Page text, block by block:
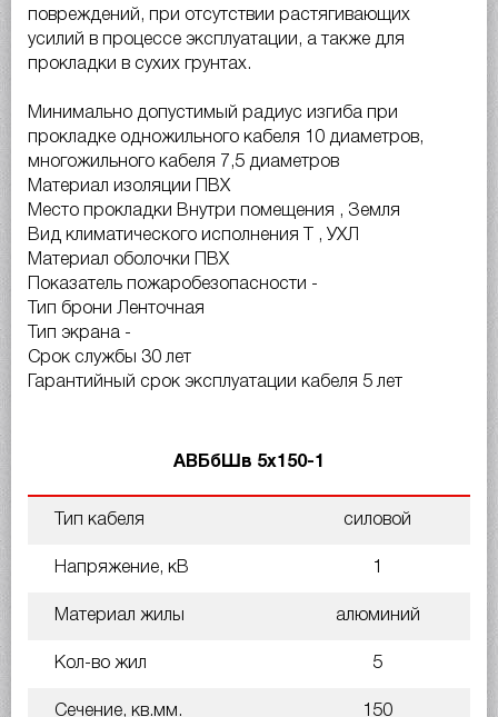
повреждений, при отсутствии растягивающих
усилий в процессе эксплуатации, а также для
прокладки в сухих грунтах.
Минимально допустимый радиус изгиба при
прокладке одножильного кабеля 10 диаметров,
многожильного кабеля 7,5 диаметров
Материал изоляции ПВХ
Место прокладки Внутри помещения , Земля
Вид климатического исполнения Т , УХЛ
Материал оболочки ПВХ
Показатель пожаробезопасности -
Тип брони Ленточная
Тип экрана -
Срок службы 30 лет
Гарантийный срок эксплуатации кабеля 5 лет
АВБбШв 5х150-1
Тип кабеля силовой
Напряжение, кВ 1
Материал жилы алюминий
Кол-во жил 5
Сечение, кв.мм. 150